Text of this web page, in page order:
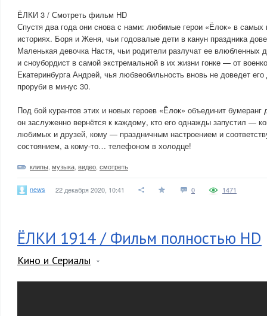
ЁЛКИ 3 / Смотреть фильм HD
Спустя два года они снова с нами: любимые герои «Ёлок» в самых
историях. Боря и Женя, чьи годовалые дети в канун праздника
Маленькая девочка Настя, чьи родители разлучат ее влюбленных
и сноубордист в самой экстремальной в их жизни гонке — от
Екатеринбурга Андрей, чья любвеобильность вновь не доведет
проруби в минус 30.
Под бой курантов этих и новых героев «Ёлок» объединит бумеранг
он заслуженно вернётся к каждому, кто его однажды запустил —
любимых и друзей, кому — праздничным настроением и
состоянием, а кому-то… телефоном в холодце!
клипы музыка видео смотреть
news 22 декабря 2020, 10:41 0 1471
ЁЛКИ 1914 / Фильм полностью HD
Кино и Сериалы